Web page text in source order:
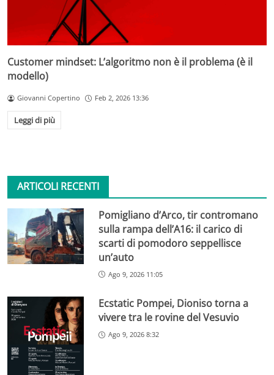
Customer mindset: L’algoritmo non è il problema (è il
modello)
Giovanni Copertino Feb 2, 2026 13:36
Leggi di più
ARTICOLI RECENTI
Pomigliano d’Arco, tir contromano
sulla rampa dell’A16: il carico di
scarti di pomodoro seppellisce
un’auto
Ago 9, 2026 11:05
Ecstatic Pompei, Dioniso torna a
vivere tra le rovine del Vesuvio
Ago 9, 2026 8:32